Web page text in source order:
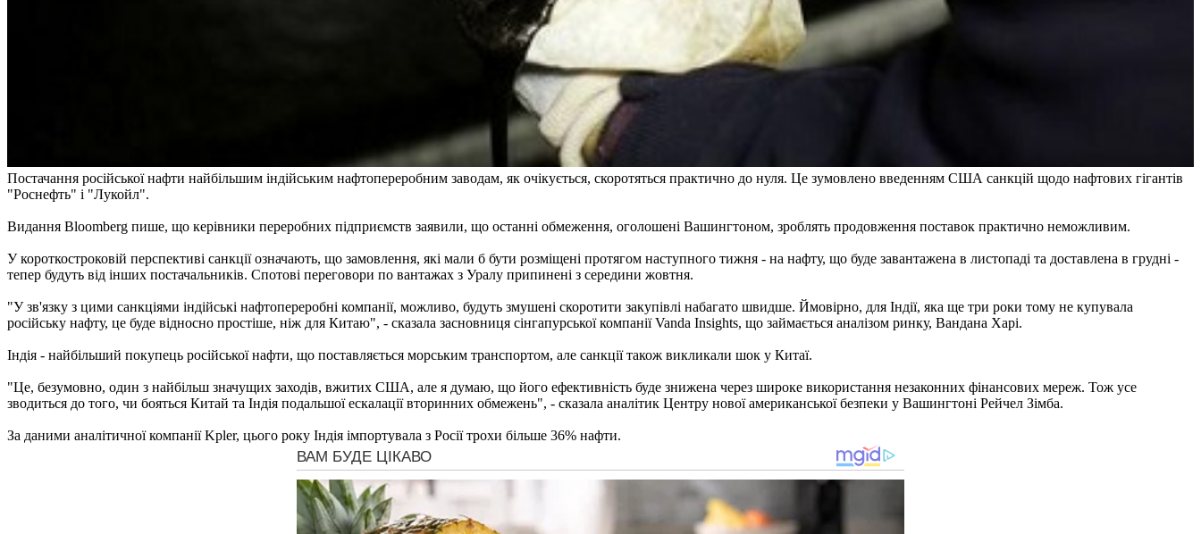
Постачання російської нафти найбільшим індійським нафтопереробним заводам, як очікується, скоротяться практично до нуля. Це зумовлено введенням США санкцій щодо нафтових гігантів
"Роснефть" і "Лукойл".
Видання Bloomberg пише, що керівники переробних підприємств заявили, що останні обмеження, оголошені Вашингтоном, зроблять продовження поставок практично неможливим.
У короткостроковій перспективі санкції означають, що замовлення, які мали б бути розміщені протягом наступного тижня - на нафту, що буде завантажена в листопаді та доставлена в грудні -
тепер будуть від інших постачальників. Спотові переговори по вантажах з Уралу припинені з середини жовтня.
"У зв'язку з цими санкціями індійські нафтопереробні компанії, можливо, будуть змушені скоротити закупівлі набагато швидше. Ймовірно, для Індії, яка ще три роки тому не купувала
російську нафту, це буде відносно простіше, ніж для Китаю", - сказала засновниця сінгапурської компанії Vanda Insights, що займається аналізом ринку, Вандана Харі.
Індія - найбільший покупець російської нафти, що поставляється морським транспортом, але санкції також викликали шок у Китаї.
"Це, безумовно, один з найбільш значущих заходів, вжитих США, але я думаю, що його ефективність буде знижена через широке використання незаконних фінансових мереж. Тож усе
зводиться до того, чи бояться Китай та Індія подальшої ескалації вторинних обмежень", - сказала аналітик Центру нової американської безпеки у Вашингтоні Рейчел Зімба.
За даними аналітичної компанії Kpler, цього року Індія імпортувала з Росії трохи більше 36% нафти.